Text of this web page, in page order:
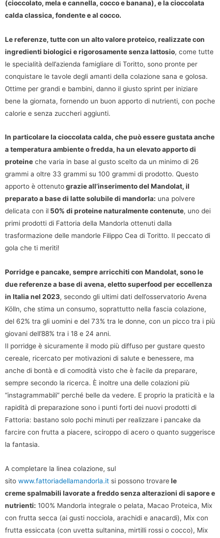
(cioccolato, mela e cannella, cocco e banana), e la cioccolata
calda classica, fondente e al cocco.
Le referenze, tutte con un alto valore proteico, realizzate con
ingredienti biologici e rigorosamente senza lattosio, come tutte
le specialità dell’azienda famigliare di Toritto, sono pronte per
conquistare le tavole degli amanti della colazione sana e golosa.
Ottime per grandi e bambini, danno il giusto sprint per iniziare
bene la giornata, fornendo un buon apporto di nutrienti, con poche
calorie e senza zuccheri aggiunti.
In particolare la cioccolata calda, che può essere gustata anche
a temperatura ambiente o fredda, ha un elevato apporto di
proteine che varia in base al gusto scelto da un minimo di 26
grammi a oltre 33 grammi su 100 grammi di prodotto. Questo
apporto è ottenutograzie all’inserimento del Mandolat, il
preparato a base di latte solubile di mandorla: una polvere
delicata con il 50% di proteine naturalmente contenute, uno dei
primi prodotti di Fattoria della Mandorla ottenuti dalla
trasformazione delle mandorle Filippo Cea di Toritto. Il peccato di
gola che ti meriti!
Porridge e pancake, sempre arricchiti con Mandolat, sono le
due referenze a base di avena, eletto superfood per eccellenza
in Italia nel 2023, secondo gli ultimi dati dell’osservatorio Avena
Kölln, che stima un consumo, soprattutto nella fascia colazione,
del 62% tra gli uomini e del 73% tra le donne, con un picco tra i più
giovani dell’88% tra i 18 e 24 anni.
Il porridge è sicuramente il modo più diffuso per gustare questo
cereale, ricercato per motivazioni di salute e benessere, ma
anche di bontà e di comodità visto che è facile da preparare,
sempre secondo la ricerca. È inoltre una delle colazioni più
“instagrammabili” perché belle da vedere. E proprio la praticità e la
rapidità di preparazione sono i punti forti dei nuovi prodotti di
Fattoria: bastano solo pochi minuti per realizzare i pancake da
farcire con frutta a piacere, sciroppo di acero o quanto suggerisce
la fantasia.
A completare la linea colazione, sul
sito www.fattoriadellamandorla.it si possono trovarele
creme spalmabili lavorate a freddo senza alterazioni di sapore e
nutrienti: 100% Mandorla integrale o pelata, Macao Proteica, Mix
con frutta secca (ai gusti nocciola, arachidi e anacardi), Mix con
frutta essiccata (con uvetta sultanina, mirtilli rossi o cocco), Mix